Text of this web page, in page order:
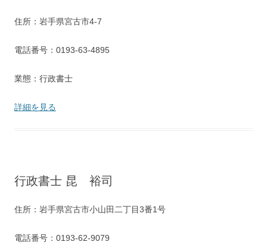
住所：岩手県宮古市4-7
電話番号：0193-63-4895
業態：行政書士
詳細を見る
行政書士 昆 裕司
住所：岩手県宮古市小山田二丁目3番1号
電話番号：0193-62-9079